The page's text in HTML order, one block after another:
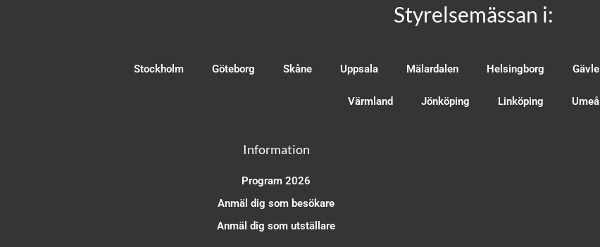
Styrelsemässan i:
Stockholm Göteborg Skåne Uppsala Mälardalen Helsingborg Gävle
Värmland Jönköping Linköping Umeå
Information
Program 2026
Anmäl dig som besökare
Anmäl dig som utställare